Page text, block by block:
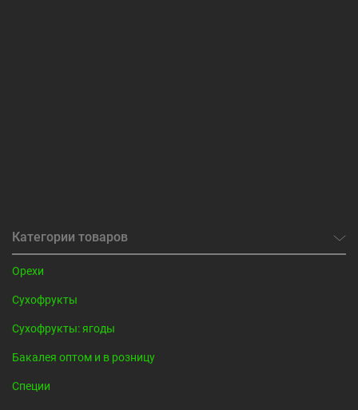
Категории товаров
Орехи
Сухофрукты
Сухофрукты: ягоды
Бакалея оптом и в розницу
Специи